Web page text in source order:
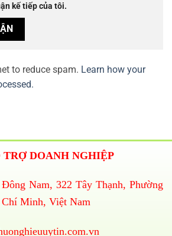
kế tiếp của tôi.
to reduce spam. Learn how your
DOANH NGHIỆP
Nam, 322 Tây Thạnh, Phường
Minh, Việt Nam